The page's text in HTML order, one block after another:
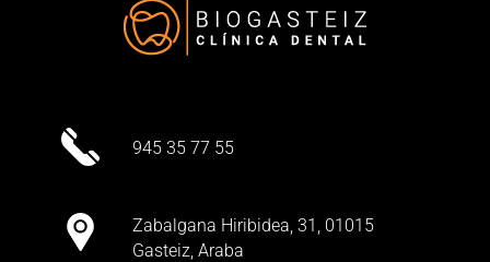
945 35 77 55
Zabalgana Hiribidea, 31, 01015
Gasteiz, Araba